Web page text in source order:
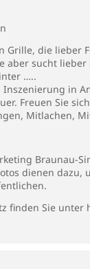
Grille, die
aber sucht
…..
in
Freuen Sie
Mitlachen,
Braunau-
dienen
finden Sie unter